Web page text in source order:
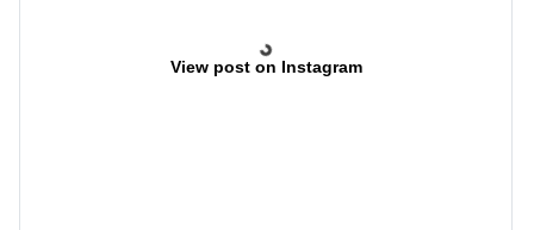
View post on Instagram